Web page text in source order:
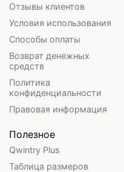
Отзывы клиентов
Условия использования
Способы оплаты
Возврат денежных
средств
Политика
конфиденциальности
Правовая информация
Полезное
Qwintry Plus
Таблица размеров